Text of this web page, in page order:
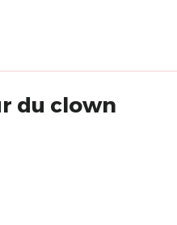
du clown